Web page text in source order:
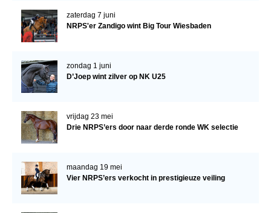
zaterdag 7 juni
NRPS'er Zandigo wint Big Tour Wiesbaden
zondag 1 juni
D’Joep wint zilver op NK U25
vrijdag 23 mei
Drie NRPS’ers door naar derde ronde WK selectie
maandag 19 mei
Vier NRPS’ers verkocht in prestigieuze veiling